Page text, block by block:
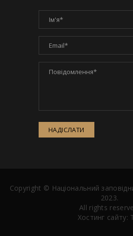
НАДІСЛАТИ
Copyright © Національний
2023.
All rights
Хостинг сайту: